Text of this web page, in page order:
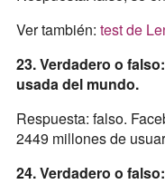
Ver también: test de
23. Verdadero o
usada del mundo.
Respuesta: falso.
2449 millones de
24. Verdadero o